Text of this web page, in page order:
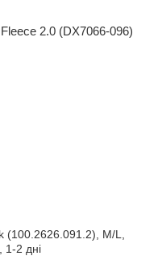
2.0 (DX7066-096)